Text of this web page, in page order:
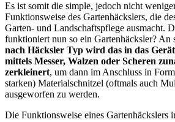
Es ist somit die simple, jedoch nicht
Funktionsweise des Gartenhäckslers, die
Garten- und Landschaftspflege ausmacht.
funktioniert nun so ein Gartenhäcksler?
nach Häcksler Typ wird das in das
mittels Messer, Walzen oder Scheren
zerkleinert, um dann im Anschluss in
starken) Materialschnitzel (oftmals auch
ausgeworfen zu werden.
Die Funktionsweise eines Gartenhäckslers